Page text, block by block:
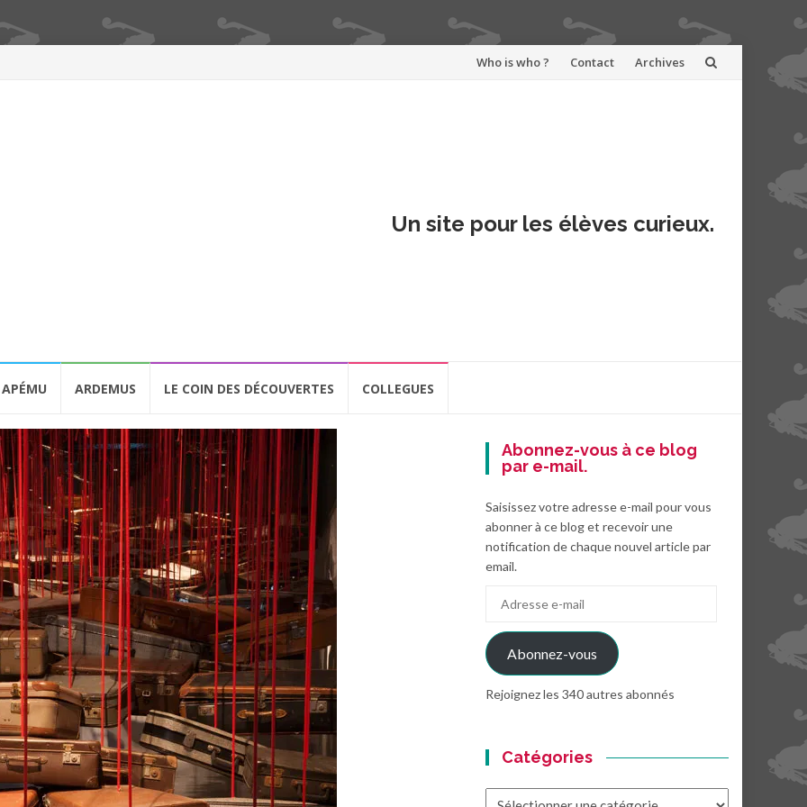
Aller
Who is who ? Contact Archives
Un site pour les élèves curieux.
APÉMU ARDEMUS LE COIN DES DÉCOUVERTES COLLEGUES
Abonnez-vous à ce blog
par e-mail.
Saisissez votre adresse e-mail pour vous
abonner à ce blog et recevoir une
notification de chaque nouvel article par
email.
mail
Abonnez-vous
Rejoignez les 340 autres abonnés
Catégories